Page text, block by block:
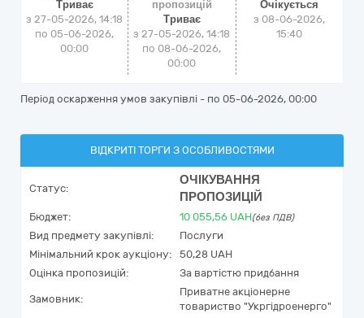
Триває
з 27-05-2026, 14:18
по 05-06-2026,
00:00
пропозицій
Триває
з 27-05-2026, 14:18
по 08-06-2026,
00:00
Очікується
з 08-06-2026,
15:40
Період оскарження умов закупівлі - по 05-06-2026, 00:00
ВІДКРИТІ ТОРГИ З ОСОБЛИВОСТЯМИ
Статус:
ОЧІКУВАННЯ
ПРОПОЗИЦІЙ
Бюджет: 10 055,56 UAH(без ПДВ)
Вид предмету закупівлі:
Послуги
Мінімальний крок аукціону:
50,28 UAH
Оцінка пропозицій:
За вартістю придбання
Замовник:
Приватне акціонерне
товариство "Укргідроенерго"